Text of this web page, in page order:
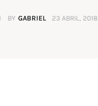
BY GABRIEL 23 ABRIL, 2018